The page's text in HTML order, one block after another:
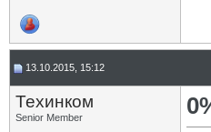
13.10.2015, 15:12
Техинком
Senior Member